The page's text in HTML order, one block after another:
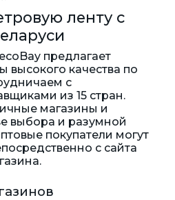
ленту с
предлагает
высокого качества по
с
из 15 стран.
магазины и
выбора и разумной
покупатели могут
с сайта